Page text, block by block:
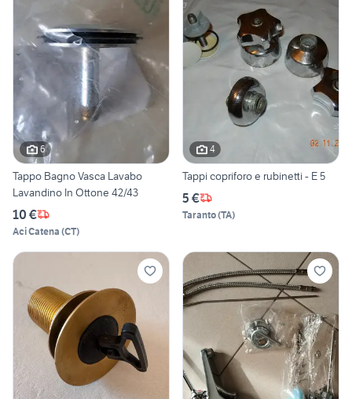
6
Tappo Bagno Vasca Lavabo
Lavandino In Ottone 42/43
10 €
Aci Catena (CT)
4
Tappi copriforo e rubinetti - E 5
5 €
Taranto(TA)